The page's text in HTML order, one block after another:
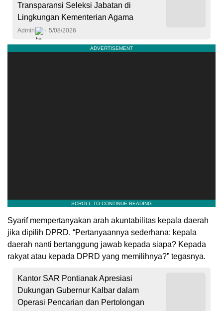
Transparansi Seleksi Jabatan di
Lingkungan Kementerian Agama
Admin 5/08/2026
Syarif mempertanyakan arah akuntabilitas kepala daerah
jika dipilih DPRD. “Pertanyaannya sederhana: kepala
daerah nanti bertanggung jawab kepada siapa? Kepada
rakyat atau kepada DPRD yang memilihnya?” tegasnya.
Kantor SAR Pontianak Apresiasi
Dukungan Gubernur Kalbar dalam
Operasi Pencarian dan Pertolongan